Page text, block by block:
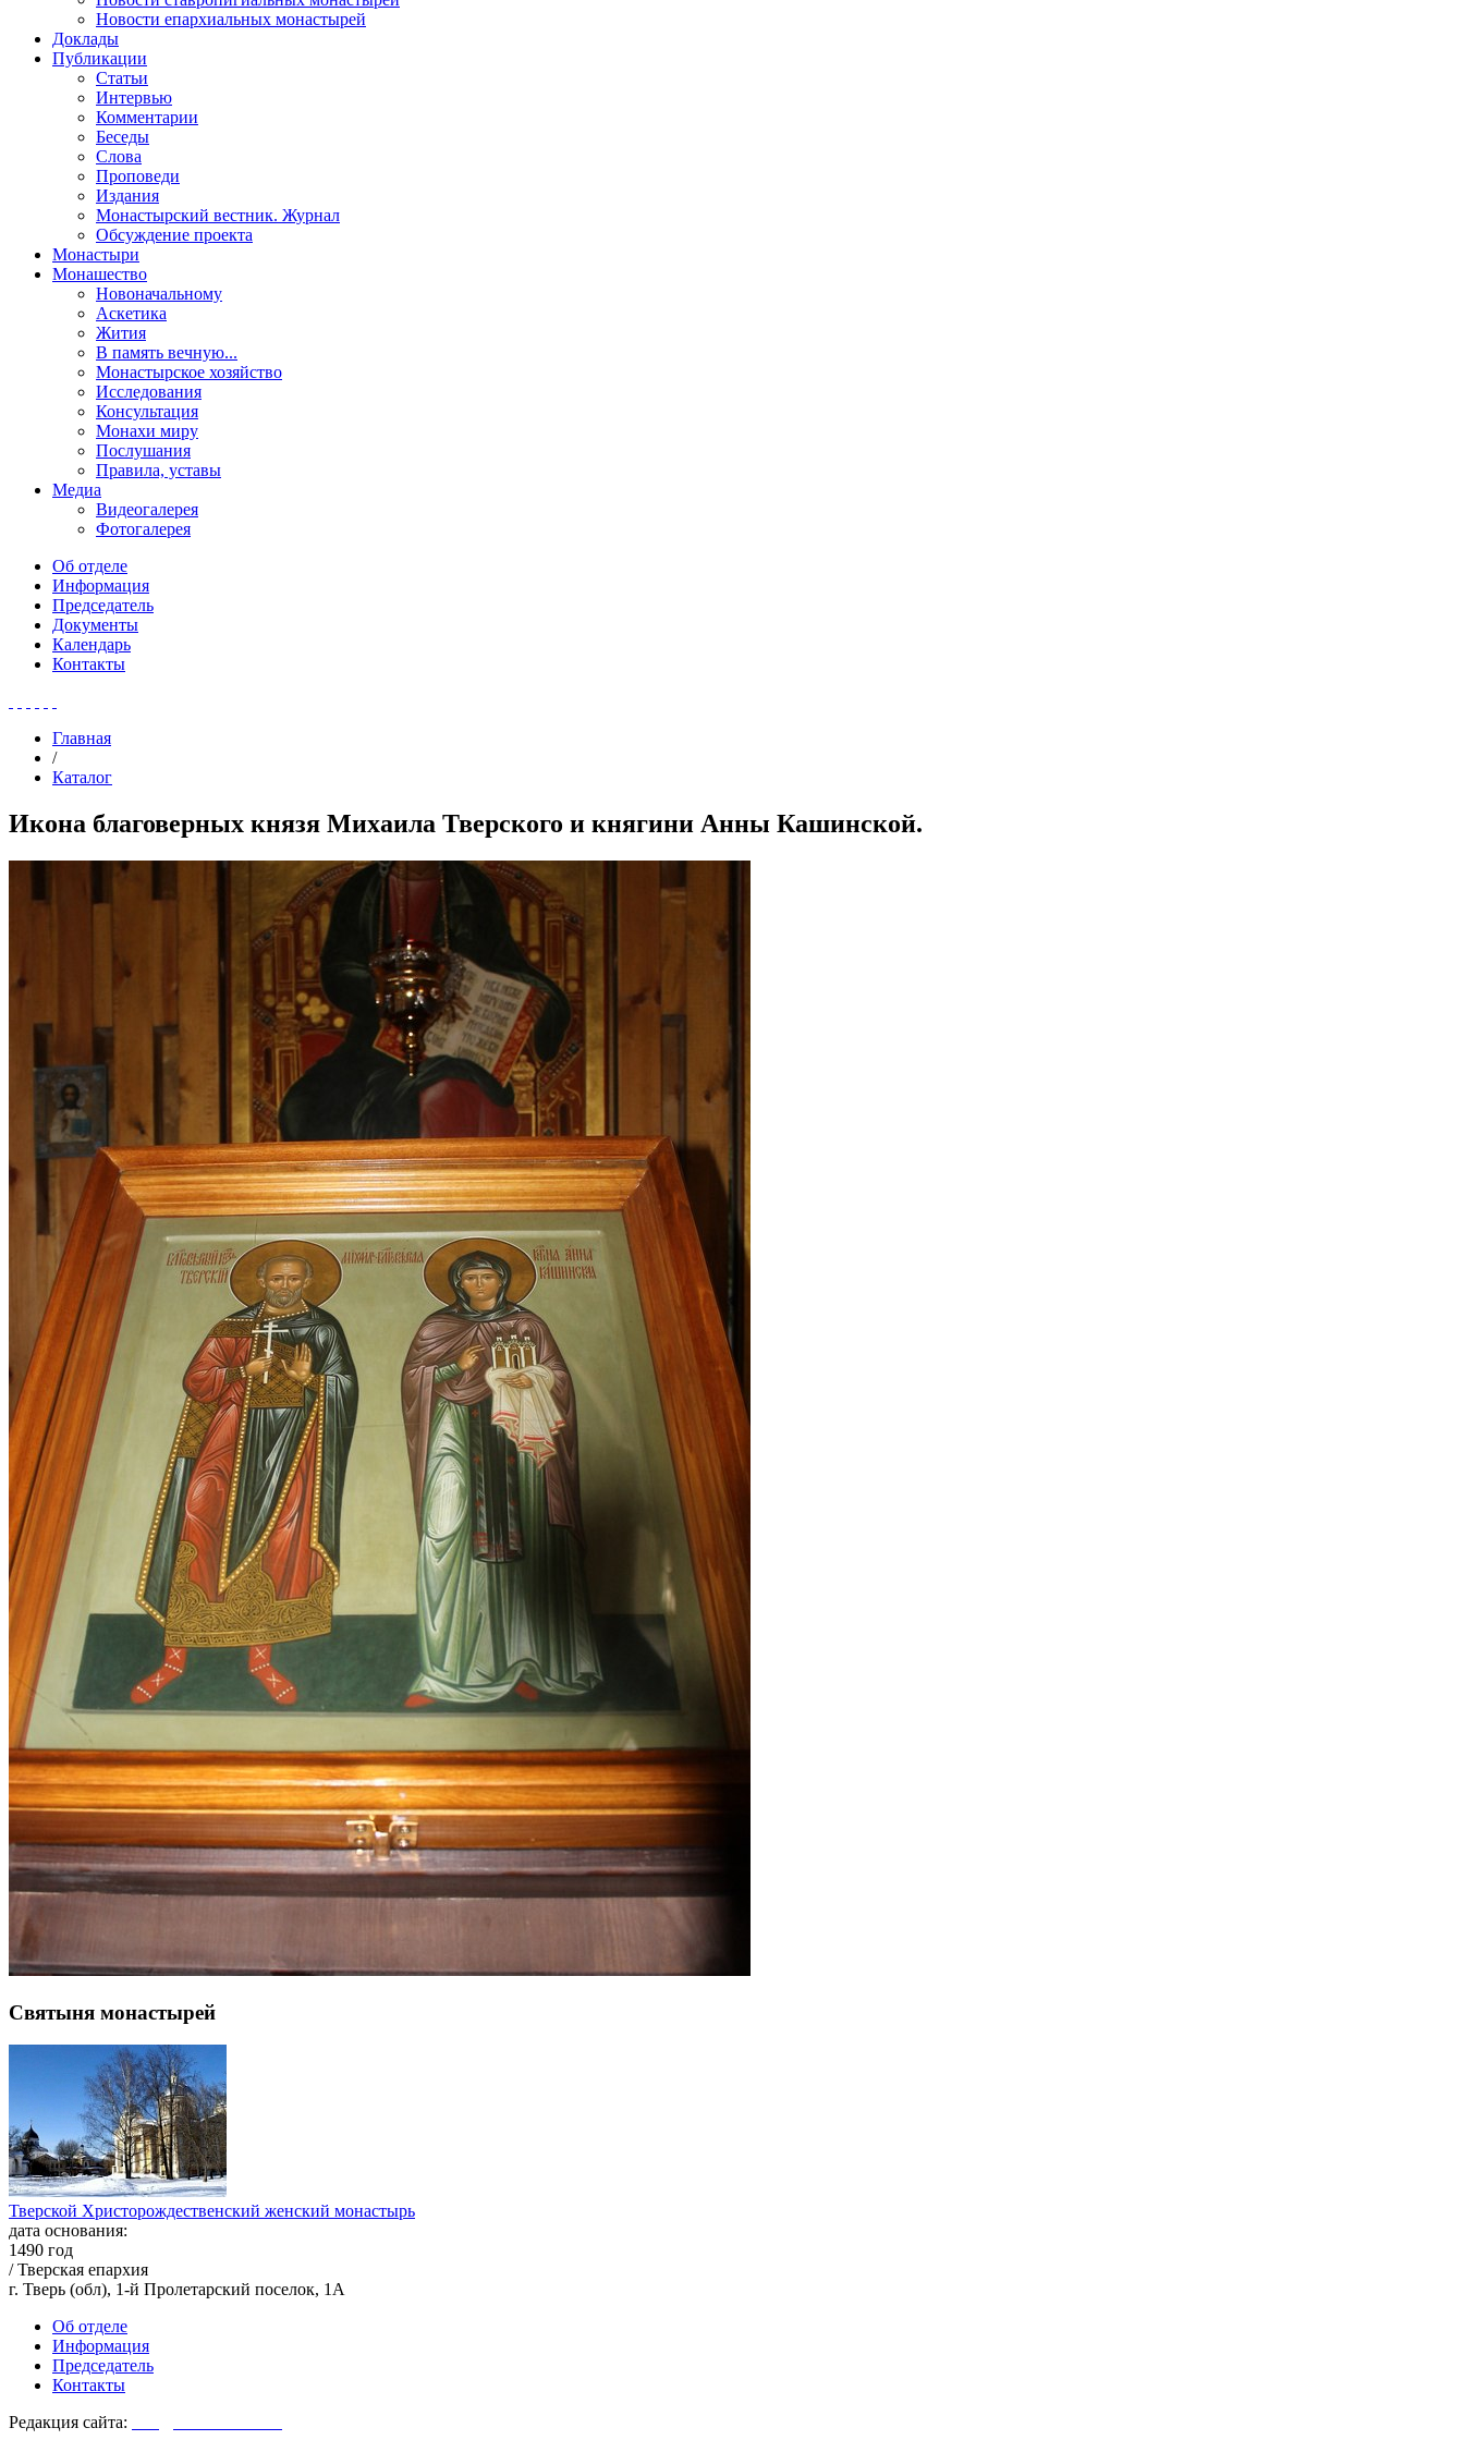
Новости епархиальных монастырей
Доклады
Публикации
Статьи
Интервью
Комментарии
Беседы
Слова
Проповеди
Издания
Монастырский вестник. Журнал
Обсуждение проекта
Монастыри
Монашество
Новоначальному
Аскетика
Жития
В память вечную...
Монастырское хозяйство
Исследования
Консультация
Монахи миру
Послушания
Правила, уставы
Медиа
Видеогалерея
Фотогалерея
Об отделе
Информация
Председатель
Документы
Календарь
Контакты
Главная
/
Каталог
Икона благоверных князя Михаила Тверского и княгини Анны Кашинской.
Святыня монастырей
Тверской Христорождественский женский монастырь
дата основания:
1490 год
/ Тверская епархия
г. Тверь (обл), 1-й Пролетарский поселок, 1А
Об отделе
Информация
Председатель
Контакты
Редакция сайта: